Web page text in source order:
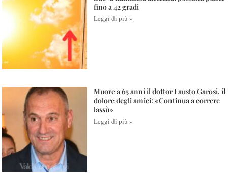
fino a 42 gradi
Leggi di più »
Muore a 65 anni il dottor Fausto Garosi, il
dolore degli amici: «Continua a correre
lassù»
Leggi di più »